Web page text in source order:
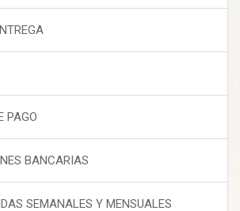
PAGO
BANCARIAS
SEMANALES Y MENSUALES